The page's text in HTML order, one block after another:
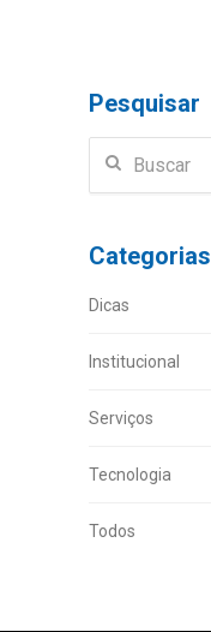
Pesquisar
Categorias
Dicas
Institucional
Serviços
Tecnologia
Todos